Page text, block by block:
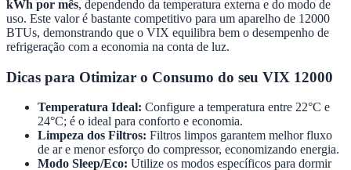
kWh por mês, dependendo da temperatura externa e do modo de
uso. Este valor é bastante competitivo para um aparelho de 12000
BTUs, demonstrando que o VIX equilibra bem o desempenho de
refrigeração com a economia na conta de luz.
Dicas para Otimizar o Consumo do seu VIX 12000
Temperatura Ideal: Configure a temperatura entre 22°C e
24°C; é o ideal para conforto e economia.
Limpeza dos Filtros: Filtros limpos garantem melhor fluxo
de ar e menor esforço do compressor, economizando energia.
Modo Sleep/Eco: Utilize os modos específicos para dormir